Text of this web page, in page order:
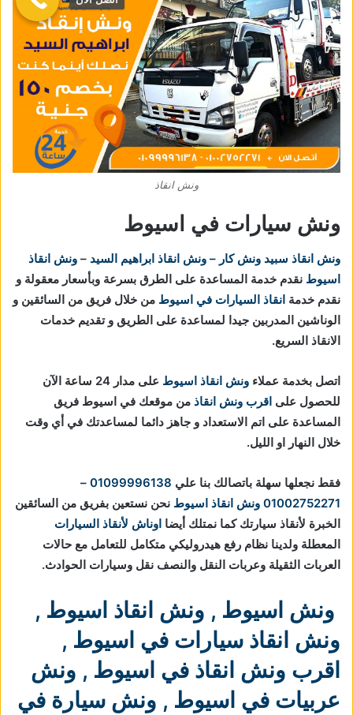
ونش انقاذ
ونش سيارات في اسيوط
ونش انقاذ سبيد ونش كار – ونش انقاذ ابراهيم السيد – ونش انقاذ
اسيوط نقدم خدمة المساعدة على الطرق بسرعة وبأسعار معقولة و
نقدم خدمة انقاذ السيارات في اسيوط من خلال فريق من السائقين و
الوناشين المدربين جيدا لمساعدة على الطريق و تقديم خدمات
الانقاذ السريع.
اتصل بخدمة عملاء ونش انقاذ اسيوط
على مدار 24 ساعة الآن
للحصول على اقرب ونش انقاذ من موقعك في اسيوط فريق
المساعدة على اتم الاستعداد و جاهز دائما لمساعدتك في أي وقت
خلال النهار او الليل.
فقط نجعلها سهلة باتصالك بنا علي 01099996138
–
01002752271 ونش انقاذ اسيوط نحن نستعين بفريق من السائقين
الخبرة لأنقاذ سيارتك كما نمتلك أيضا اوناش لأنقاذ السيارات
المعطلة ولدينا نظام رفع هيدروليكي متكامل للتعامل مع حالات
العربات الثقيلة وعربات النقل والنصف نقل وسيارات الحوادث.
ونش اسيوط , ونش انقاذ اسيوط ,
ونش انقاذ سيارات في اسيوط ,
اقرب ونش انقاذ في اسيوط , ونش
عربيات في اسيوط , ونش سيارة في